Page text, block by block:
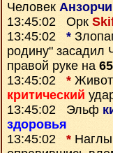
Человек
13:45:02 Орк
13:45:02 *
родину" засадил
правой руке на
13:45:02 *
критический
13:45:02 Эльф
здоровья
13:45:02 *